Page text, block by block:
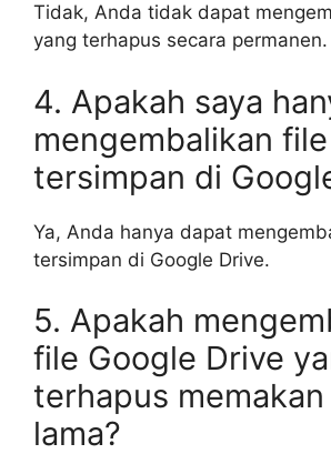
Tidak, Anda tidak dapat
yang terhapus secara permanen.
4. Apakah saya
mengembalikan
tersimpan di
Ya, Anda hanya dapat
tersimpan di Google Drive.
5. Apakah
file Google Drive
terhapus
lama?